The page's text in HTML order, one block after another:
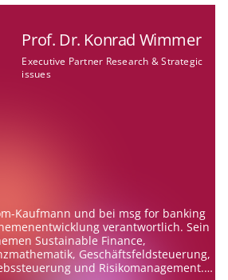
Prof. Dr. Konrad Wimmer
Executive Partner Research & Strategic
issues
Kaufmann und bei msg for banking
verantwortlich. Sein
Sustainable Finance,
Geschäftsfeldsteuerung,
und Risikomanagement.